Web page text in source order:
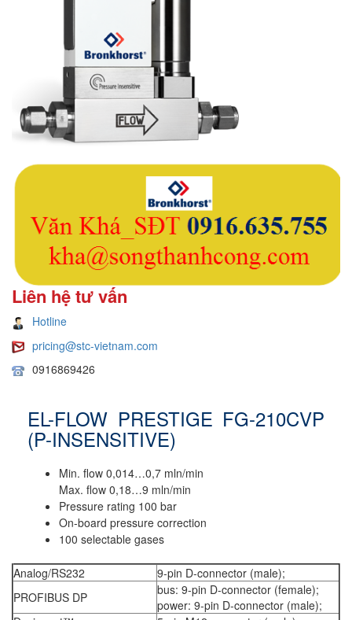
Liên hệ tư vấn
Hotline
pricing@stc-vietnam.com
0916869426
EL-FLOW PRESTIGE FG-210CVP
(P-INSENSITIVE)
Min. flow 0,014…0,7 mln/min
Max. flow 0,18…9 mln/min
Pressure rating 100 bar
On-board pressure correction
100 selectable gases
Analog/RS232
9-pin D-connector (male);
PROFIBUS DP
bus: 9-pin D-connector (female);
power: 9-pin D-connector (male);